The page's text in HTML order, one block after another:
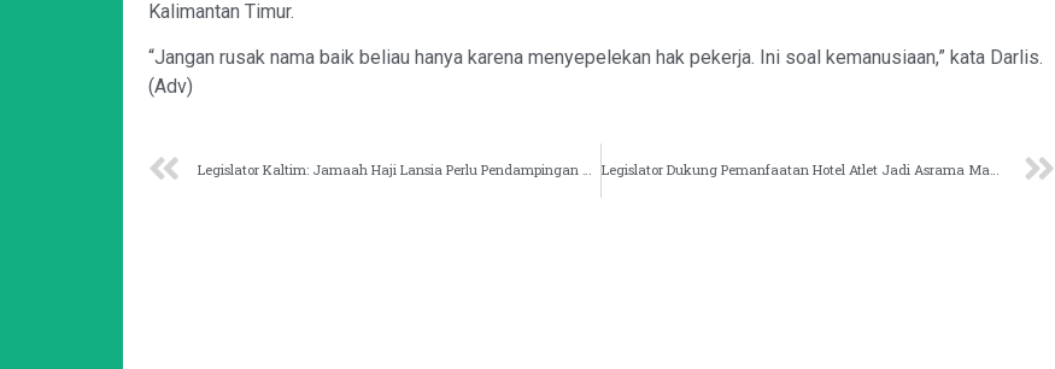
Kalimantan Timur.
“Jangan rusak nama baik beliau hanya karena menyepelekan hak pekerja. Ini soal kemanusiaan,” kata Darlis.
(Adv)
Legislator Kaltim: Jamaah Haji Lansia Perlu Pendampingan Khusus Legislator Dukung Pemanfaatan Hotel Atlet Jadi Asrama Mahasiswa